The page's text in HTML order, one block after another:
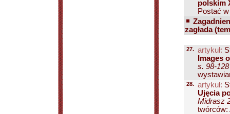
polskim
Postać
zagłada
27. artykuł:
Images
s. 98-128
28. artykuł:
Ujęcia
Midrasz
twórców: